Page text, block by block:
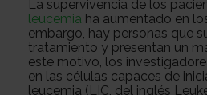
cancer
Trabaja
La supervivencia de los
leucemia ha aumentado en
embargo, hay personas que
tratamiento y presentan un
este motivo, los
en las células capaces de
leucemia (LIC, del inglés